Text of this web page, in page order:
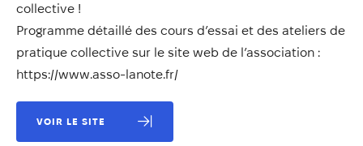
collective !
Programme détaillé des cours d’essai et des ateliers de
pratique collective sur le site web de l’association :
https://www.asso-lanote.fr/
VOIR LE SITE